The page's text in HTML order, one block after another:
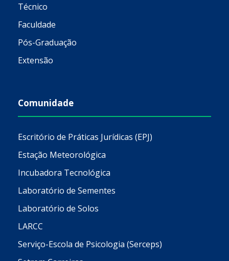
Técnico
Faculdade
Pós-Graduação
Extensão
Comunidade
Escritório de Práticas Jurídicas (EPJ)
Estação Meteorológica
Incubadora Tecnológica
Laboratório de Sementes
Laboratório de Solos
LARCC
Serviço-Escola de Psicologia (Serceps)